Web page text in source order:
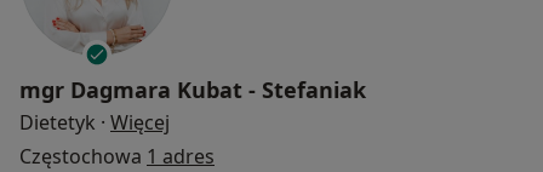
mgr Dagmara Kubat - Stefaniak
Dietetyk · Więcej
Częstochowa 1 adres